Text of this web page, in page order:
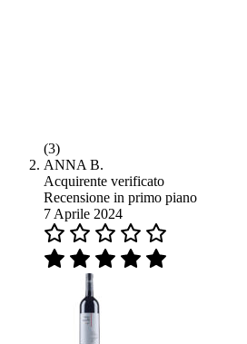
(3)
ANNA B.
Acquirente verificato
Recensione in primo piano
7 Aprile 2024